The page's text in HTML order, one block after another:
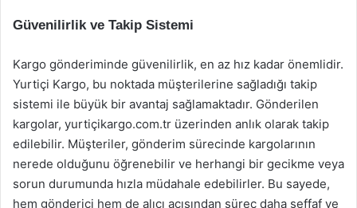
Güvenilirlik ve Takip Sistemi
Kargo gönderiminde güvenilirlik, en az hız kadar önemlidir.
Yurtiçi Kargo, bu noktada müşterilerine sağladığı takip
sistemi ile büyük bir avantaj sağlamaktadır. Gönderilen
kargolar, yurtiçikargo.com.tr üzerinden anlık olarak takip
edilebilir. Müşteriler, gönderim sürecinde kargolarının
nerede olduğunu öğrenebilir ve herhangi bir gecikme veya
sorun durumunda hızla müdahale edebilirler. Bu sayede,
hem gönderici hem de alıcı açısından süreç daha şeffaf ve